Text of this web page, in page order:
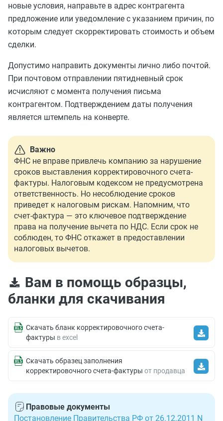
новые условия, направьте в адрес контрагента
предложение или уведомление с указанием причин, по
которым следует скорректировать стоимость и объем
сделки.
Допустимо направить документы лично либо почтой.
При почтовом отправлении пятидневный срок
исчисляют с момента получения письма
контрагентом. Подтверждением даты получения
является штемпель на конверте.
Важно
ФНС не вправе привлечь компанию за нарушение
сроков выставления корректировочного счета-
фактуры. Налоговым кодексом не предусмотрена
ответственность. Но несоблюдение сроков
приведет к налоговым рискам. Напомним, что
счет-фактура — это ключевое подтверждение
права на получение вычета по НДС. Если срок не
соблюден, то ФНС откажет в предоставлении
налоговых вычетов.
Вам в помощь образцы,
бланки для скачивания
Скачать бланк корректировочного счета-
фактуры в еxcel
Скачать образец заполнения
корректировочного счета-фактуры от продавца
Правовые документы
Постановление Правительства РФ от 26.12.2011 N